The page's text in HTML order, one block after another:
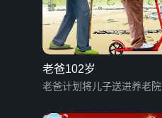
老爸102岁
老爸计划将儿子送进养老院